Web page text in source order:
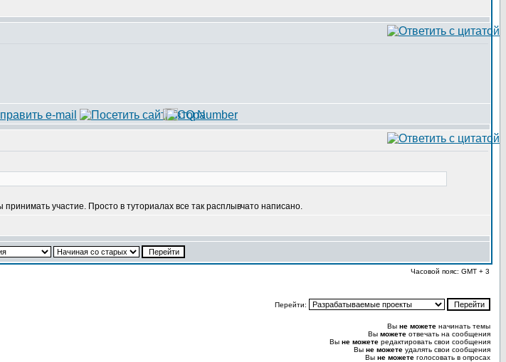
участие. Просто в туториалах все так расплывчато написано.
Часовой пояс: GMT + 3
Перейти:
Вы не можете начинать темы
Вы можете отвечать на сообщения
Вы не можете редактировать свои сообщения
Вы не можете удалять свои сообщения
Вы не можете голосовать в опросах